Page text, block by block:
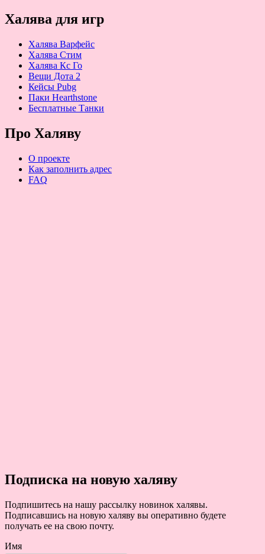
Халява для игр
Халява Варфейс
Халява Стим
Халява Кс Го
Вещи Дота 2
Кейсы Pubg
Паки Hearthstone
Бесплатные Танки
Про Халяву
О проекте
Как заполнить адрес
FAQ
Подписка на новую халяву
Подпишитесь на нашу рассылку новинок халявы.
Подписавшись на новую халяву вы оперативно будете
получать ее на свою почту.
Имя